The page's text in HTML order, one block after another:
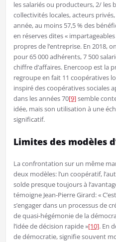
les salariés ou producteurs, 2/ les
collectivités locales, acteurs
année, au moins 57,5 % des
en réserves dites «
propres de l’entreprise. En 2018,
pour 65 000 adhérents, 7 500
chiffre d’affaires. Enercoop est la
regroupe en fait 11 coopératives
inspiré des coopératives sociales
dans les années 70[9]semble
idée, mais son utilisation à une
significatif.
Limites des modèles
La confrontation sur un même
deux modèles: l’un coopératif,
solde presque toujours à
témoigne Jean-Pierre Girard: «
s’engager dans un processus de
de quasi-hégémonie de la
l’idée de décision rapide »[10]. En
de démocratie, signifie souvent